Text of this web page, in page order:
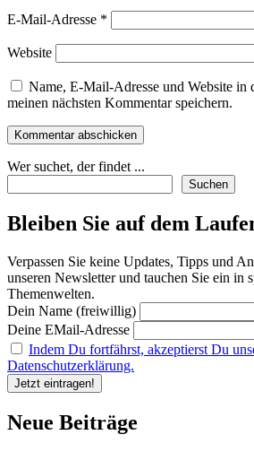
E-Mail-Adresse *
Website
Name, E-Mail-Adresse und Website in
meinen nächsten Kommentar speichern.
Wer suchet, der findet ...
Suchen
Bleiben Sie auf dem
Verpassen Sie keine Updates, Tipps und
unseren Newsletter und tauchen Sie ein in
Themenwelten.
Dein Name (freiwillig)
Deine EMail-Adresse
Indem Du fortfährst, akzeptierst Du
Datenschutzerklärung.
Neue Beiträge